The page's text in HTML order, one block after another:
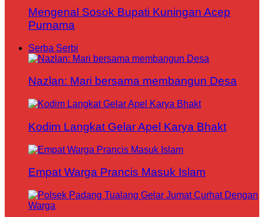
Mengenal Sosok Bupati Kuningan Acep
Purnama
Serba Serbi
Nazlan: Mari bersama membangun Desa
Kodim Langkat Gelar Apel Karya Bhakt
Empat Warga Prancis Masuk Islam